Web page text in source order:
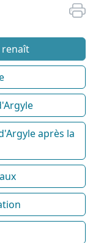
renaît
après la